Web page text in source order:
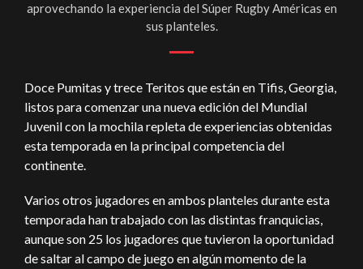
aprovechando la experiencia del Súper Rugby Américas en
sus planteles.
Doce Pumitas y trece Teritos que están en Tifis, Georgia,
listos para comenzar una nueva edición del Mundial
Juvenil con la mochila repleta de experiencias obtenidas
esta temporada en la principal competencia del
continente.
Varios otros jugadores en ambos planteles durante esta
temporada han trabajado con las distintas franquicias,
aunque son 25 los jugadores que tuvieron la oportunidad
de saltar al campo de juego en algún momento de la